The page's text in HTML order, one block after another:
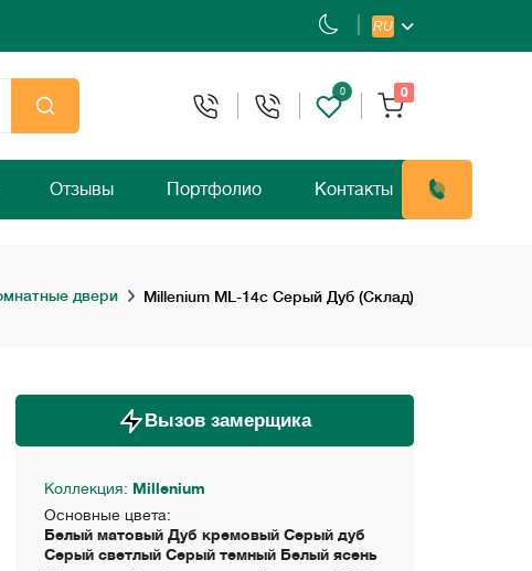
RU
0 0
Отзывы Портфолио Контакты
двери Millenium ML-14с Серый Дуб (Склад)
Вызов замерщика
Коллекция: Millenium
Основные цвета:
Белый матовый Дуб кремовый Серый дуб
Серый светлый Серый темный Белый ясень